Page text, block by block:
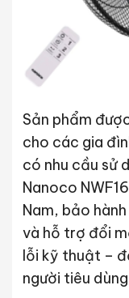
Sản phẩm
cho các gia
có nhu cầu sử
Nanoco
Nam, bảo
và hỗ trợ đổi
lỗi kỹ thuật –
người tiêu